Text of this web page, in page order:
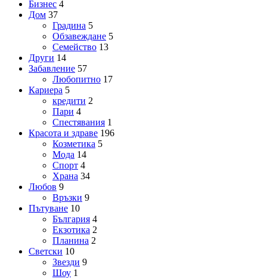
Бизнес 4
Дом 37
Градина 5
Обзавеждане 5
Семейство 13
Други 14
Забавление 57
Любопитно 17
Кариера 5
кредити 2
Пари 4
Спестявания 1
Красота и здраве 196
Козметика 5
Мода 14
Спорт 4
Храна 34
Любов 9
Връзки 9
Пътуване 10
България 4
Екзотика 2
Планина 2
Светски 10
Звезди 9
Шоу 1